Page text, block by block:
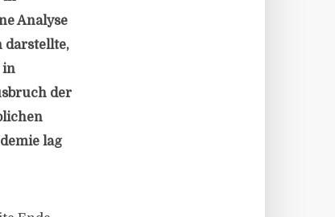
Analyse
darstellte,
in
der
lag